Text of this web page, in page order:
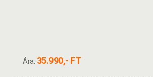
Ára: 35.990,- FT